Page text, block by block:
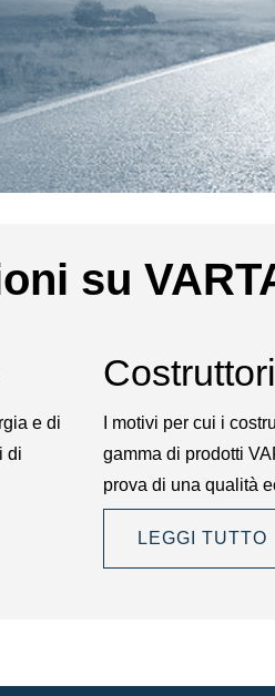
su
e di
di
Costruttori
I motivi per cui i
gamma di prodotti
prova di una qualità
LEGGI TUTTO